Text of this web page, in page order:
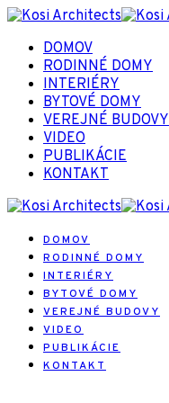
DOMOV
RODINNÉ DOMY
INTERIÉRY
BYTOVÉ DOMY
VEREJNÉ BUDOVY
VIDEO
PUBLIKÁCIE
KONTAKT
DOMOV
RODINNÉ DOMY
INTERIÉRY
BYTOVÉ DOMY
VEREJNÉ BUDOVY
VIDEO
PUBLIKÁCIE
KONTAKT